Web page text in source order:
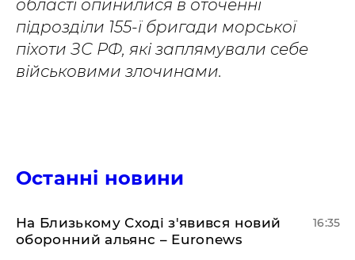
області опинилися в оточенні
підрозділи 155-ї бригади морської
піхоти ЗС РФ, які заплямували себе
військовими злочинами.
Останні новини
На Близькому Сході з'явився новий
оборонний альянс – Euronews
16:35